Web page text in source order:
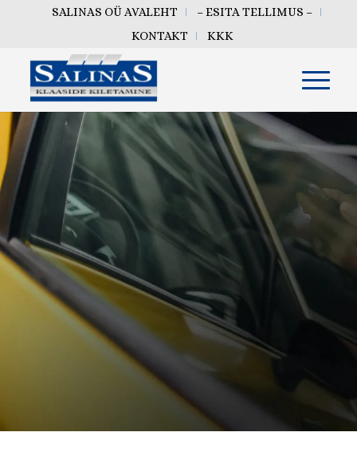
SALINAS OÜ AVALEHT
– ESITA TELLIMUS –
KONTAKT
KKK